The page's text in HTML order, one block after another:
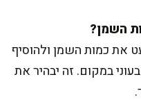
את כמות השמן ולהוסיף
במקום. זה יבהיר את